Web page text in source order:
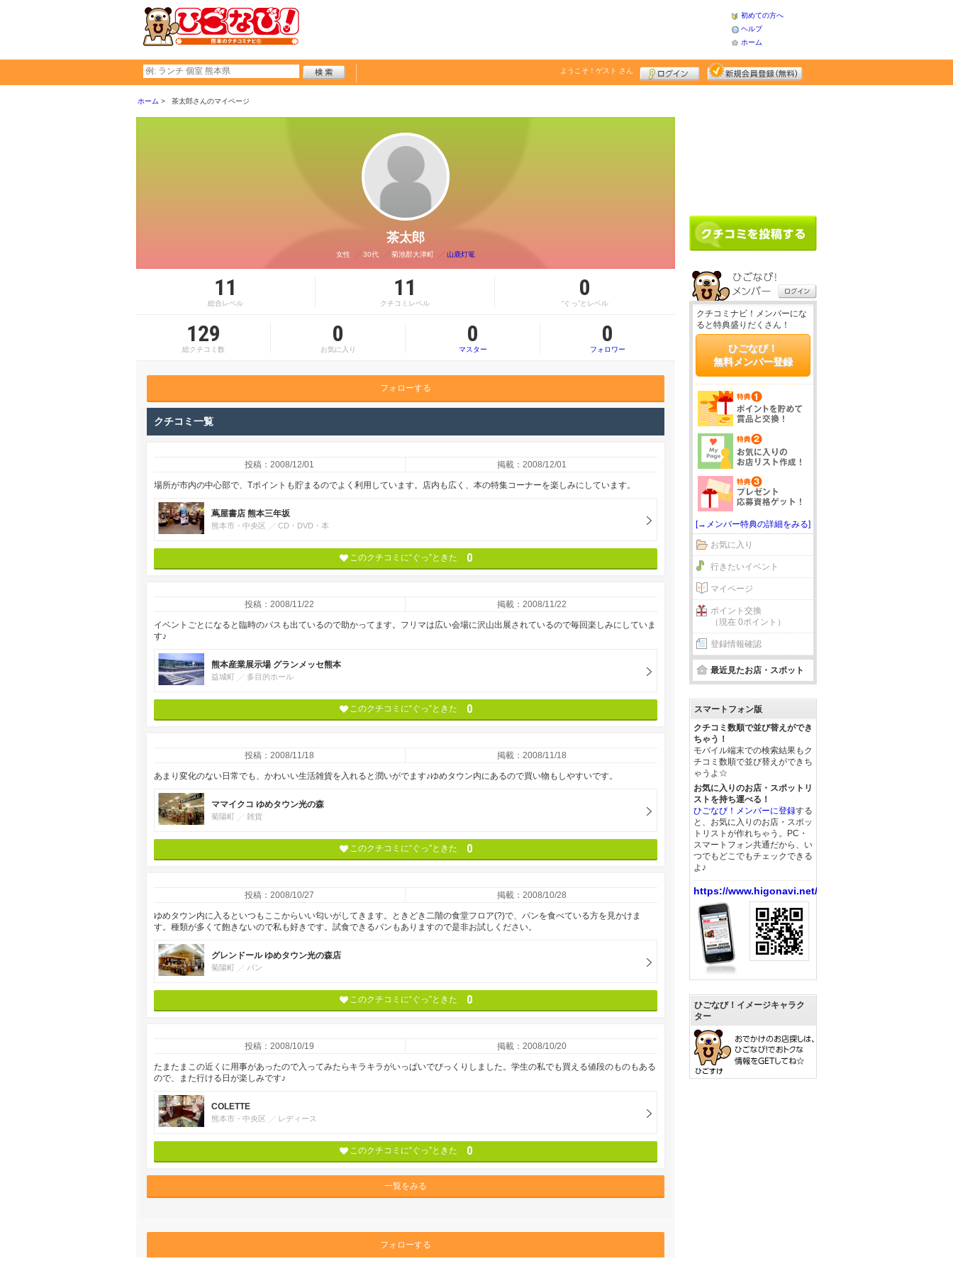
初めての方へ
ヘルプ
ホーム
ようこそ！ ゲスト さん
ホーム 茶太郎さんのマイページ
茶太郎
女性 30代 菊池郡大津町 山鹿灯篭
11
総合レベル
11
クチコミレベル
0
“ぐっ”とレベル
129
総クチコミ数
0
お気に入り
0
マスター
0
フォロワー
フォローする
クチコミ一覧
投稿：2008/12/01 掲載：2008/12/01
場所が市内の中心部で、Tポイントも貯まるのでよく利用しています。店内も広く、本の特集コーナーを楽しみにしています。
蔦屋書店 熊本三年坂
熊本市・中央区 CD・DVD・本
このクチコミに“ぐっ”ときた 0
投稿：2008/11/22 掲載：2008/11/22
イベントごとになると臨時のバスも出ているので助かってます。フリマは広い会場に沢山出展されているので毎回楽しみにしていま
す♪
熊本産業展示場 グランメッセ熊本
益城町 多目的ホール
このクチコミに“ぐっ”ときた 0
投稿：2008/11/18 掲載：2008/11/18
あまり変化のない日常でも、かわいい生活雑貨を入れると潤いがでます♪ゆめタウン内にあるので買い物もしやすいです。
ママイクコ ゆめタウン光の森
菊陽町 雑貨
このクチコミに“ぐっ”ときた 0
投稿：2008/10/27 掲載：2008/10/28
ゆめタウン内に入るといつもここからいい匂いがしてきます。ときどき二階の食堂フロア(?)で、パンを食べている方を見かけま
す。種類が多くて飽きないので私も好きです。試食できるパンもありますので是非お試しください。
グレンドール ゆめタウン光の森店
菊陽町 パン
このクチコミに“ぐっ”ときた 0
投稿：2008/10/19 掲載：2008/10/20
たまたまこの近くに用事があったので入ってみたらキラキラがいっぱいでびっくりしました。学生の私でも買える値段のものもある
ので、また行ける日が楽しみです♪
COLETTE
熊本市・中央区 レディース
このクチコミに“ぐっ”ときた 0
一覧をみる
フォローする
クチコミナビ！メンバーにな
ると特典盛りだくさん！
ひごなび！
無料メンバー登録
[→メンバー特典の詳細をみる]
お気に入り
行きたいイベント
マイページ
ポイント交換
（現在 0ポイント）
登録情報確認
最近見たお店・スポット
スマートフォン版
クチコミ数順で並び替えができ
ちゃう！
モバイル端末での検索結果もク
チコミ数順で並び替えができち
ゃうよ☆
お気に入りのお店・スポットリ
ストを持ち運べる！
ひごなび！メンバーに登録する
と、お気に入りのお店・スポッ
トリストが作れちゃう。PC・
スマートフォン共通だから、い
つでもどこでもチェックできる
よ♪
https://www.higonavi.net/
ひごなび！イメージキャラク
ター